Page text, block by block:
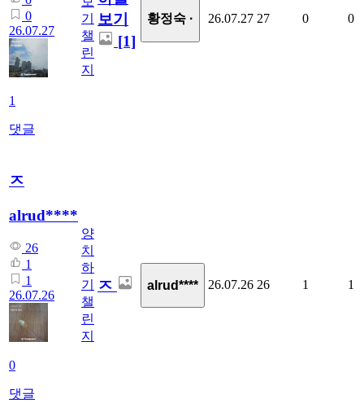
0
26.07.27
1
댓글
기
챌
린
지
보기
[1]
황정숙 · 26.07.27 27 0 0
ㅈ
alrud****
26
1
1
26.07.26
0
댓글
양
치
하
기
챌
린
지
ㅈ alrud**** 26.07.26 26 1 1